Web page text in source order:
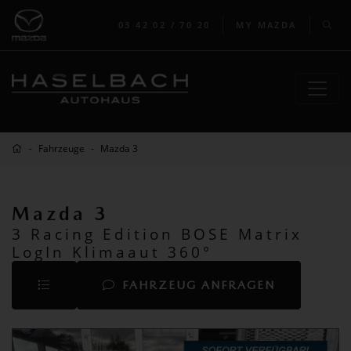
03 42 02 / 70 20 MY MAZDA
Fahrzeuge Mazda 3
Mazda 3
3 Racing Edition BOSE Matrix
LogIn Klimaaut 360°
FAHRZEUG ANFRAGEN